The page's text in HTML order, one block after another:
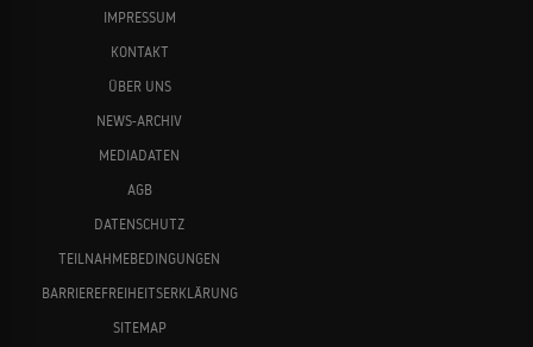
IMPRESSUM
KONTAKT
ÜBER UNS
NEWS-ARCHIV
MEDIADATEN
AGB
DATENSCHUTZ
TEILNAHMEBEDINGUNGEN
BARRIEREFREIHEITSERKLÄRUNG
SITEMAP